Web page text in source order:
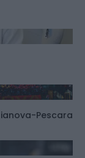
Pescara